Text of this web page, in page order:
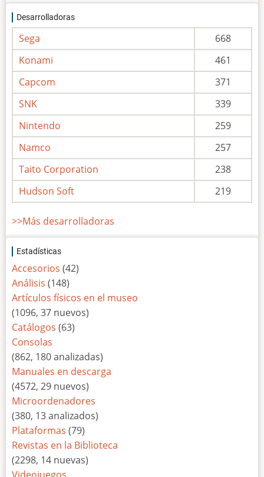
Desarrolladoras
Sega
668
Konami
461
Capcom
371
SNK
339
Nintendo
259
Namco
257
Taito Corporation
238
Hudson Soft
219
>>Más desarrolladoras
Estadísticas
Accesorios (42)
Análisis (148)
Artículos físicos en el museo
(1096, 37 nuevos)
Catálogos (63)
Consolas
(862, 180 analizadas)
Manuales en descarga
(4572, 29 nuevos)
Microordenadores
(380, 13 analizados)
Plataformas (79)
Revistas en la Biblioteca
(2298, 14 nuevas)